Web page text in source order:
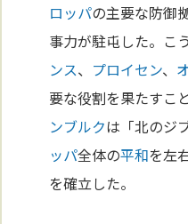
ロッパの主要な防御
事力が駐屯した。こ
ンス、 プロイセン、
要な役割を果たすこ
ンブルクは「北のジ
ッパ全体の平和を左
を確立した。